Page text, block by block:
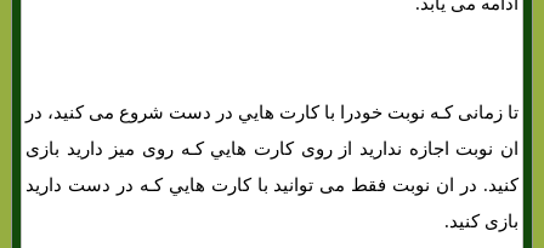
ادامه می یابد.
تا زمانی کـه نوبت خودرا با کارت هایي در دست شروع می کنید، در
ان نوبت اجازه ندارید از روی کارت هایي کـه روی میز دارید بازی
کنید. در ان نوبت فقط می توانید با کارت هایي کـه در دست دارید
بازی کنید.